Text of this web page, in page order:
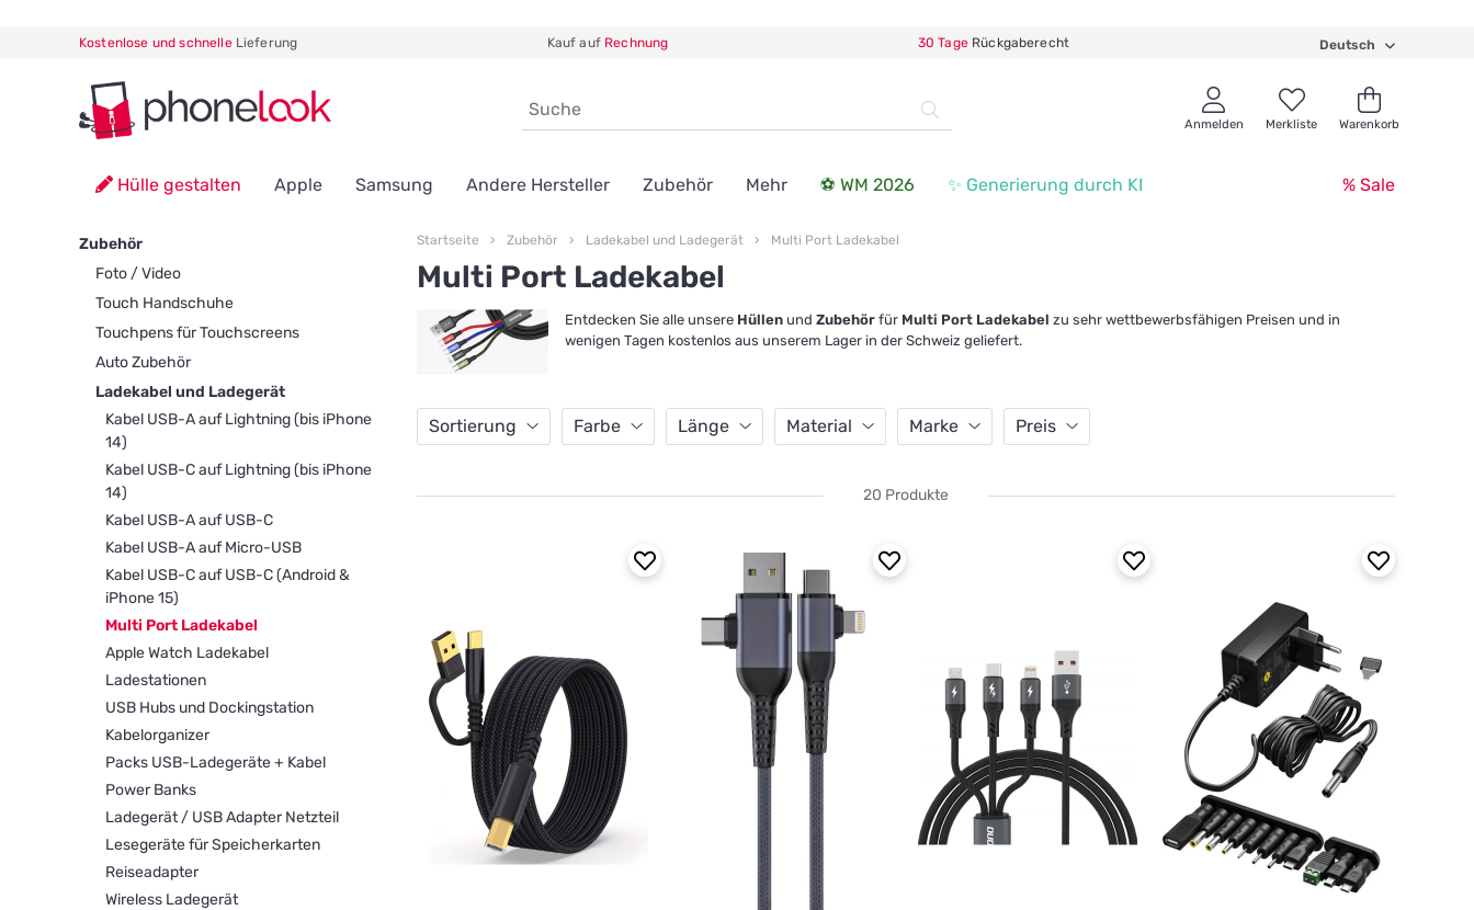
Kostenlose und schnelleLieferung Kauf auf Rechnung 30 TageRückgaberecht Deutsch
Anmelden Merkliste Warenkorb
Hülle gestalten Apple Samsung Andere Hersteller Zubehör Mehr ⚽ WM 2026 ✨ Generierung durch KI % Sale
Zubehör
Foto / Video
Touch Handschuhe
Touchpens für Touchscreens
Auto Zubehör
Ladekabel und Ladegerät
Kabel USB-A auf Lightning (bis iPhone
14)
Kabel USB-C auf Lightning (bis iPhone
14)
Kabel USB-A auf USB-C
Kabel USB-A auf Micro-USB
Kabel USB-C auf USB-C (Android &
iPhone 15)
Multi Port Ladekabel
Apple Watch Ladekabel
Ladestationen
USB Hubs und Dockingstation
Kabelorganizer
Packs USB-Ladegeräte + Kabel
Power Banks
Ladegerät / USB Adapter Netzteil
Lesegeräte für Speicherkarten
Reiseadapter
Wireless Ladegerät
Startseite Zubehör Ladekabel und Ladegerät Multi Port Ladekabel
Multi Port Ladekabel
Entdecken Sie alle unsere Hüllenund Zubehörfür Multi Port Ladekabel zu sehr wettbewerbsfähigen Preisen und in
wenigen Tagen kostenlos aus unserem Lager in der Schweiz geliefert.
Sortierung Farbe Länge Material Marke Preis
20 Produkte